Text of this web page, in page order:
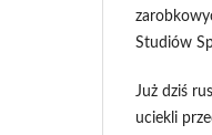
Studiów
Już dziś
uciekli